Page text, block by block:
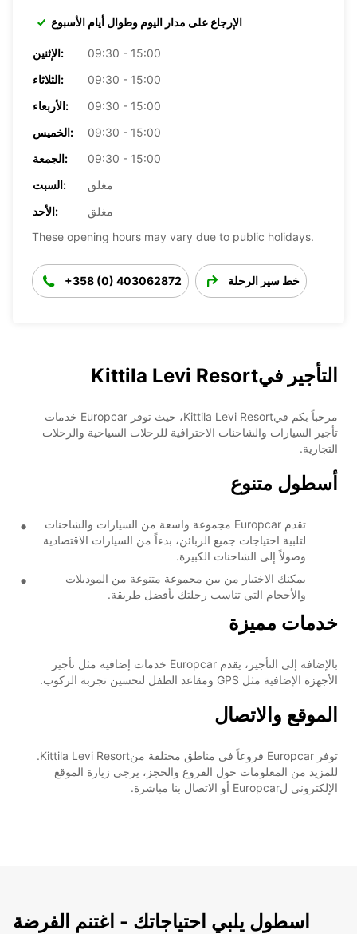
الإرجاع على مدار اليوم وطوال أيام الأسبوع
الإثنين:
09:30 - 15:00
الثلاثاء:
09:30 - 15:00
الأربعاء:
09:30 - 15:00
الخميس:
09:30 - 15:00
الجمعة:
09:30 - 15:00
السبت:
مغلق
الأحد:
مغلق
These opening hours may vary due to public holidays.
+358 (0) 403062872 خط سير الرحلة
التأجير فيKittila Levi Resort
مرحباً بكم فيKittila Levi Resort، حيث توفر Europcar خدمات
تأجير السيارات والشاحنات الاحترافية للرحلات السياحية والرحلات
التجارية.
أسطول متنوع
تقدم Europcar مجموعة واسعة من السيارات والشاحنات
لتلبية احتياجات جميع الزبائن، بدءاً من السيارات الاقتصادية
وصولاً إلى الشاحنات الكبيرة.
يمكنك الاختيار من بين مجموعة متنوعة من الموديلات
والأحجام التي تناسب رحلتك بأفضل طريقة.
خدمات مميزة
بالإضافة إلى التأجير، يقدم Europcar خدمات إضافية مثل تأجير
الأجهزة الإضافية مثل GPS ومقاعد الطفل لتحسين تجربة الركوب.
الموقع والاتصال
توفر Europcar فروعاً في مناطق مختلفة منKittila Levi Resort.
للمزيد من المعلومات حول الفروع والحجز، يرجى زيارة الموقع
الإلكتروني لEuropcar أو الاتصال بنا مباشرة.
اسطول يلبي احتياجاتك - اغتنم الفرضة